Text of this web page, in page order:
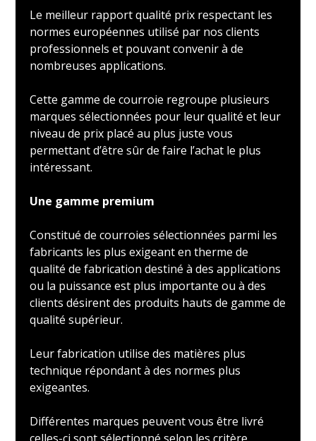
Le meilleur rapport qualité prix respectant les
normes européennes utilisé par nos clients
professionnels et pouvant convenir à de
nombreuses applications.
Cette gamme de courroie regroupe plusieurs
marques sélectionnées pour leur qualité et leur
niveau de prix placé au plus juste vous
permettant d’être sûr de faire l’achat le plus
intéressant.
Une gamme premium
Constitué de courroies sélectionnées parmi les
fabricants les plus exigeant en therme de
qualité de fabrication destiné à des applications
ou la puissance est plus importante ou à des
clients désirent des produits hauts de gamme de
qualité supérieur.
Leur fabrication utilise des matières plus
technique répondant à des normes plus
exigeantes.
Différentes marques peuvent vous être livré